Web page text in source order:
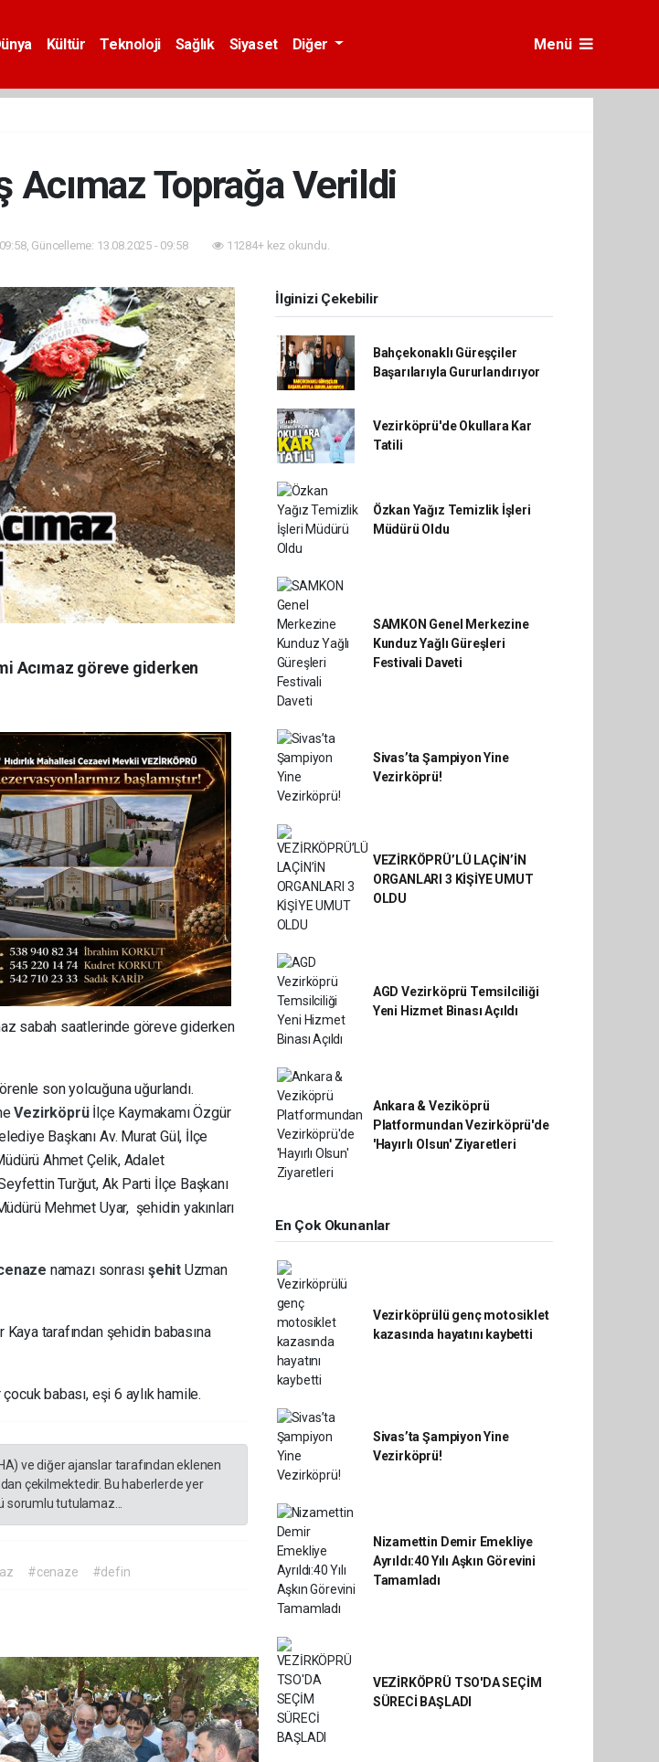
Kültür Teknoloji Sağlık Siyaset Diğer Menü
Acımaz Toprağa Verildi
Güncelleme: 13.08.2025 - 09:58 11284+ kez okundu.
Acımaz göreve giderken
sabah saatlerinde göreve giderken
son yolcuğuna uğurlandı.
Vezirköprü İlçe Kaymakamı Özgür
Başkanı Av. Murat Gül, İlçe
Ahmet Çelik, Adalet
Turğut, Ak Parti İlçe Başkanı
Mehmet Uyar, şehidin yakınları
namazı sonrası şehit Uzman
Kaya tarafından şehidin babasına
babası, eşi 6 aylık hamile.
ve diğer ajanslar tarafından eklenen
çekilmektedir. Bu haberlerde yer
tutulamaz...
#cenaze #defin
İlginizi Çekebilir
Bahçekonaklı Güreşçiler
Başarılarıyla Gururlandırıyor
Vezirköprü'de Okullara Kar
Tatili
Özkan Yağız Temizlik İşleri
Müdürü Oldu
SAMKON Genel Merkezine
Kunduz Yağlı Güreşleri
Festivali Daveti
Sivas’ta Şampiyon Yine
Vezirköprü!
VEZİRKÖPRÜ’LÜ LAÇİN’İN
ORGANLARI 3 KİŞİYE UMUT
OLDU
AGD Vezirköprü Temsilciliği
Yeni Hizmet Binası Açıldı
Ankara & Veziköprü
Platformundan Vezirköprü'de
'Hayırlı Olsun' Ziyaretleri
En Çok Okunanlar
Vezirköprülü genç motosiklet
kazasında hayatını kaybetti
Sivas’ta Şampiyon Yine
Vezirköprü!
Nizamettin Demir Emekliye
Ayrıldı:40 Yılı Aşkın Görevini
Tamamladı
VEZİRKÖPRÜ TSO'DA SEÇİM
SÜRECİ BAŞLADI